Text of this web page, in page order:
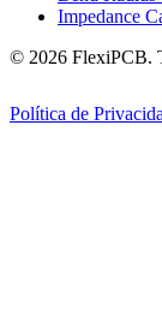
Impedance
© 2026 FlexiPCB.
Política de